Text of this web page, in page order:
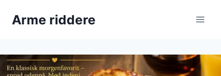
Arme riddere